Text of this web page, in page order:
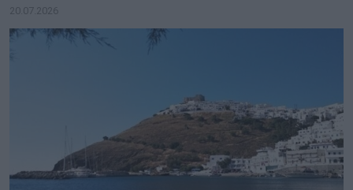
20.07.2026